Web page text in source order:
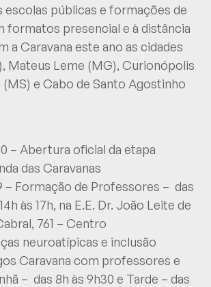
escolas públicas e formações de
formatos presencial e à distância
a Caravana este ano as cidades
Mateus Leme (MG), Curionópolis
(MS) e Cabo de Santo Agostinho
– Abertura oficial da etapa
das Caravanas
– Formação de Professores – das
às 17h, na E.E. Dr. João Leite de
761 – Centro
neuroatípicas e inclusão
Caravana com professores e
– das 8h às 9h30 e Tarde – das